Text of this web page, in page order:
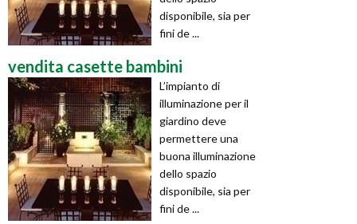
disponibile, sia per
fini de ...
vendita casette bambini
L’impianto di
illuminazione per il
giardino deve
permettere una
buona illuminazione
dello spazio
disponibile, sia per
fini de ...